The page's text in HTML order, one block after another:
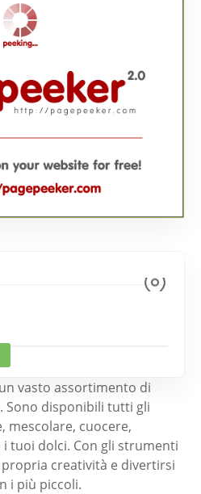
vasto assortimento di
Sono disponibili tutti gli
mescolare, cuocere,
tuoi dolci. Con gli strumenti
creatività e divertirsi
i più piccoli.